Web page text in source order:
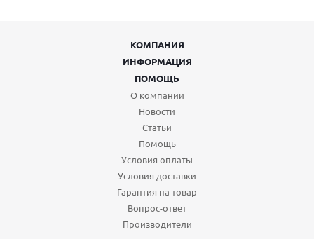
КОМПАНИЯ
ИНФОРМАЦИЯ
ПОМОЩЬ
О компании
Новости
Статьи
Помощь
Условия оплаты
Условия доставки
Гарантия на товар
Вопрос-ответ
Производители